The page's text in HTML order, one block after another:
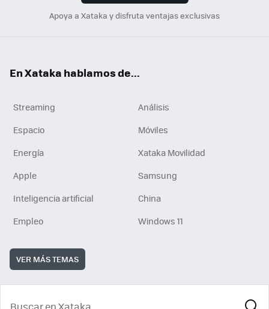
Apoya a Xataka y disfruta ventajas exclusivas
En Xataka hablamos de...
Streaming
Análisis
Espacio
Móviles
Energía
Xataka Movilidad
Apple
Samsung
Inteligencia artificial
China
Empleo
Windows 11
VER MÁS TEMAS